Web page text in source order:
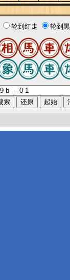
轮到红走 轮到